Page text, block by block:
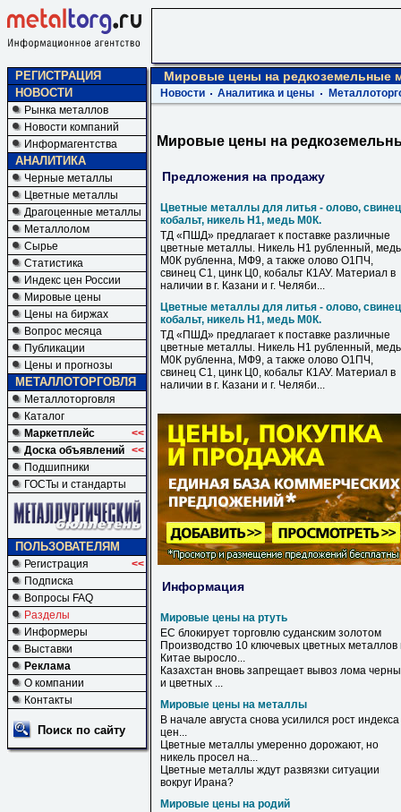
РЕГИСТРАЦИЯ
НОВОСТИ
Рынка металлов
Новости компаний
Информагентства
АНАЛИТИКА
Черные металлы
Цветные металлы
Драгоценные металлы
Металлолом
Сырье
Статистика
Индекс цен России
Мировые цены
Цены на биржах
Вопрос месяца
Публикации
Цены и прогнозы
МЕТАЛЛОТОРГОВЛЯ
Металлоторговля
Каталог
Маркетплейс
<<
Доска объявлений <<
Подшипники
ГОСТы и стандарты
ПОЛЬЗОВАТЕЛЯМ
Регистрация
<<
Подписка
Вопросы FAQ
Разделы
Информеры
Выставки
Реклама
О компании
Контакты
Поиск по сайту
Мировые цены на редкоземельные
Новости Аналитика и цены
Мировые цены на
Предложения на продажу
Цветные металлы для литья - олово,
кобальт, никель Н1, медь М0К.
ТД «ПШД» предлагает к поставке различные
цветные металлы. Никель Н1 рубленный, медь
М0К рубленна, МФ9, а также олово О1ПЧ,
свинец С1, цинк Ц0, кобальт К1АУ. Материал в
наличии в г. Казани и г. Челяби...
Цветные металлы для литья - олово,
кобальт, никель Н1, медь М0К.
ТД «ПШД» предлагает к поставке различные
цветные металлы. Никель Н1 рубленный, медь
М0К рубленна, МФ9, а также олово О1ПЧ,
свинец С1, цинк Ц0, кобальт К1АУ. Материал в
наличии в г. Казани и г. Челяби...
Информация
Мировые цены на ртуть
ЕС блокирует торговлю суданским золотом
Производство 10 ключевых цветных металлов
Китае выросло...
Казахстан вновь запрещает вывоз лома
и цветных ...
Мировые цены на металлы
В начале августа снова усилился рост индекса
цен...
Цветные металлы умеренно дорожают, но
никель просел на...
Цветные металлы ждут развязки ситуации
вокруг Ирана?
Мировые цены на родий